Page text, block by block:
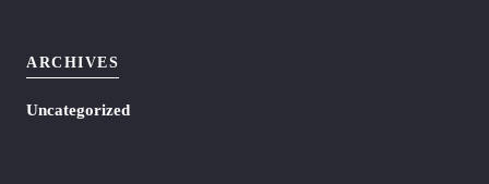
ARCHIVES
Uncategorized